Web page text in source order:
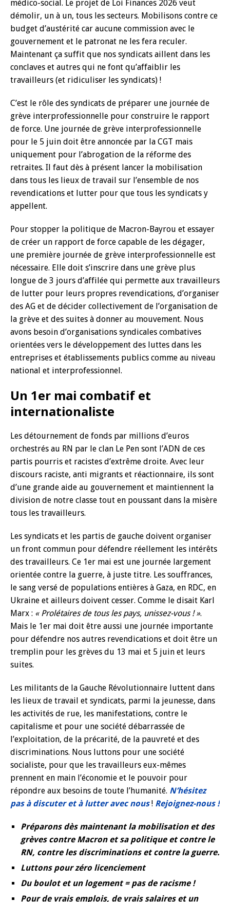
médico-social. Le projet de Loi Finances 2026 veut
démolir, un à un, tous les secteurs. Mobilisons contre ce
budget d’austérité car aucune commission avec le
gouvernement et le patronat ne les fera reculer.
Maintenant ça suffit que nos syndicats aillent dans les
conclaves et autres qui ne font qu’affaiblir les
travailleurs (et ridiculiser les syndicats) !
C’est le rôle des syndicats de préparer une journée de
grève interprofessionnelle pour construire le rapport
de force. Une journée de grève interprofessionnelle
pour le 5 juin doit être annoncée par la CGT mais
uniquement pour l’abrogation de la réforme des
retraites. Il faut dès à présent lancer la mobilisation
dans tous les lieux de travail sur l’ensemble de nos
revendications et lutter pour que tous les syndicats y
appellent.
Pour stopper la politique de Macron-Bayrou et essayer
de créer un rapport de force capable de les dégager,
une première journée de grève interprofessionnelle est
nécessaire. Elle doit s’inscrire dans une grève plus
longue de 3 jours d’affilée qui permette aux travailleurs
de lutter pour leurs propres revendications, d’organiser
des AG et de décider collectivement de l’organisation de
la grève et des suites à donner au mouvement. Nous
avons besoin d’organisations syndicales combatives
orientées vers le développement des luttes dans les
entreprises et établissements publics comme au niveau
national et interprofessionnel.
Un 1er mai combatif et
internationaliste
Les détournement de fonds par millions d’euros
orchestrés au RN par le clan Le Pen sont l’ADN de ces
partis pourris et racistes d’extrême droite. Avec leur
discours raciste, anti migrants et réactionnaire, ils sont
d’une grande aide au gouvernement et maintiennent la
division de notre classe tout en poussant dans la misère
tous les travailleurs.
Les syndicats et les partis de gauche doivent organiser
un front commun pour défendre réellement les intérêts
des travailleurs. Ce 1er mai est une journée largement
orientée contre la guerre, à juste titre. Les souffrances,
le sang versé de populations entières à Gaza, en RDC, en
Ukraine et ailleurs doivent cesser. Comme le disait Karl
Marx : « Prolétaires de tous les pays, unissez-vous ! ».
Mais le 1er mai doit être aussi une journée importante
pour défendre nos autres revendications et doit être un
tremplin pour les grèves du 13 mai et 5 juin et leurs
suites.
Les militants de la Gauche Révolutionnaire luttent dans
les lieux de travail et syndicats, parmi la jeunesse, dans
les activités de rue, les manifestations, contre le
capitalisme et pour une société débarrassée de
l’exploitation, de la précarité, de la pauvreté et des
discriminations. Nous luttons pour une société
socialiste, pour que les travailleurs eux-mêmes
prennent en main l’économie et le pouvoir pour
répondre aux besoins de toute l’humanité. N’hésitez
pas à discuter et à lutter avec nous! Rejoignez-nous !
Préparons dès maintenant la mobilisation et des
grèves contre Macron et sa politique et contre le
RN, contre les discriminations et contre la guerre.
Luttons pour zéro licenciement
Du boulot et un logement = pas de racisme !
Pour de vrais emplois, de vrais salaires et un